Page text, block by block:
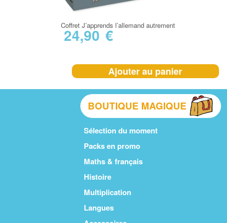
Coffret J’apprends l’allemand autrement
24,90 €
Ajouter au panier
BOUTIQUE MAGIQUE
Sélection du moment
Packs en promo
Maths & français
Histoire
Multiplication
Langues